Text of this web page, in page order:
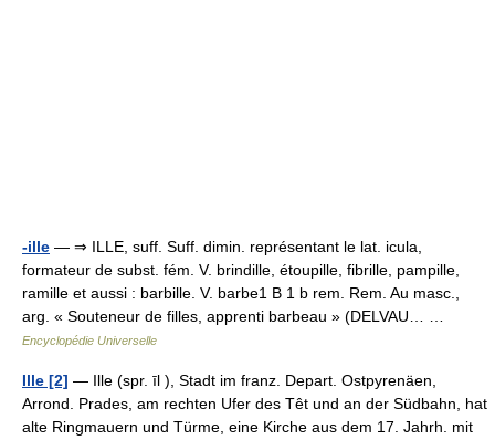
-ille — ⇒ ILLE, suff. Suff. dimin. représentant le lat. icula,
formateur de subst. fém. V. brindille, étoupille, fibrille, pampille,
ramille et aussi : barbille. V. barbe1 B 1 b rem. Rem. Au masc.,
arg. « Souteneur de filles, apprenti barbeau » (DELVAU… …
Encyclopédie Universelle
Ille [2] — Ille (spr. īl ), Stadt im franz. Depart. Ostpyrenäen,
Arrond. Prades, am rechten Ufer des Têt und an der Südbahn, hat
alte Ringmauern und Türme, eine Kirche aus dem 17. Jahrh. mit